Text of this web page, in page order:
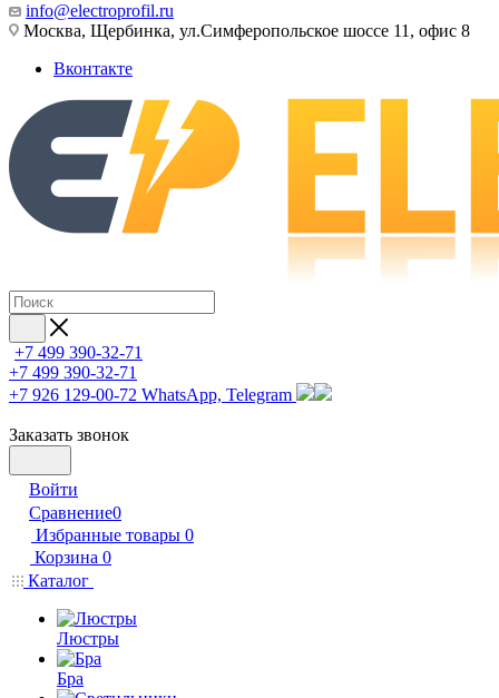
info@electroprofil.ru
Москва, Щербинка, ул.Симферопольское шоссе 11, офис 8
Вконтакте
+7 499 390-32-71
+7 499 390-32-71
+7 926 129-00-72 WhatsApp, Telegram
Заказать звонок
Войти
Сравнение0
Избранные товары 0
Корзина 0
Каталог
Люстры
Бра